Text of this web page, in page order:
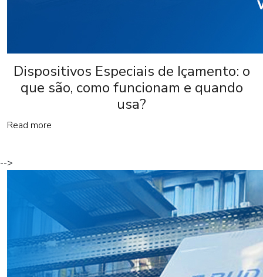
Dispositivos Especiais de Içamento: o
que são, como funcionam e quando
usa?
Read more
-->